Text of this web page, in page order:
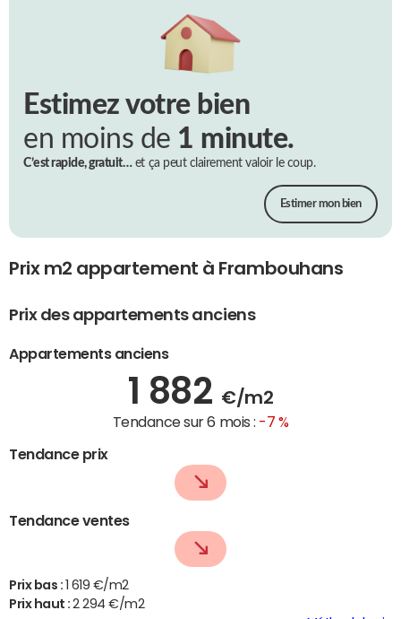
Estimez votre bien
en moins de 1 minute.
C’est rapide, gratuit…et ça peut clairement valoir le coup.
Estimer mon bien
Prix m2 appartement à Frambouhans
Prix des appartements anciens
Appartements anciens
1 882 €/m2
Tendance sur 6 mois : -7 %
Tendance prix
Tendance ventes
Prix bas : 1 619 €/m2
Prix haut :2 294 €/m2